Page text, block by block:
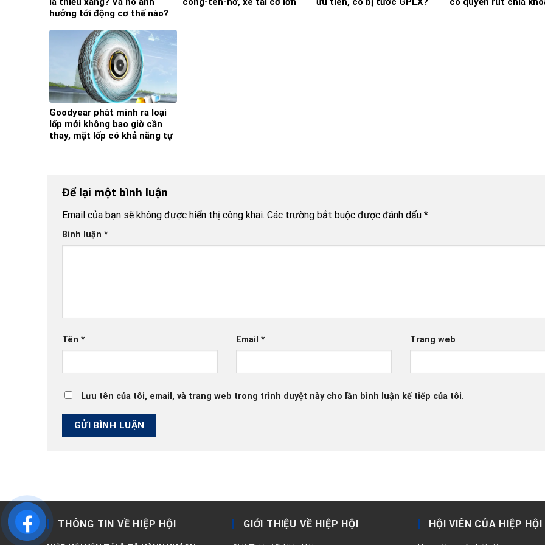
hưởng tới động cơ thế nào?
Goodyear phát minh ra loại
lốp mới không bao giờ cần
thay, mặt lốp có khả năng tự
Để lại một bình luận
Email của bạn sẽ không được hiển thị công khai. Các trường bắt buộc được đánh dấu *
Bình luận *
Tên * Email * Trang web
Lưu tên của tôi, email, và trang web trong trình duyệt này cho lần bình luận kế tiếp của tôi.
THÔNG TIN VỀ HIỆP HỘI GIỚI THIỆU VỀ HIỆP HỘI HỘI VIÊN CỦA HIỆP HỘI